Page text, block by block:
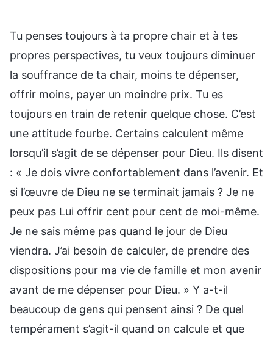
Tu penses toujours à ta propre chair et à tes
propres perspectives, tu veux toujours diminuer
la souffrance de ta chair, moins te dépenser,
offrir moins, payer un moindre prix. Tu es
toujours en train de retenir quelque chose. C’est
une attitude fourbe. Certains calculent même
lorsqu’il s’agit de se dépenser pour Dieu. Ils disent
: « Je dois vivre confortablement dans l’avenir. Et
si l’œuvre de Dieu ne se terminait jamais ? Je ne
peux pas Lui offrir cent pour cent de moi-même.
Je ne sais même pas quand le jour de Dieu
viendra. J’ai besoin de calculer, de prendre des
dispositions pour ma vie de famille et mon avenir
avant de me dépenser pour Dieu. » Y a-t-il
beaucoup de gens qui pensent ainsi ? De quel
tempérament s’agit-il quand on calcule et que